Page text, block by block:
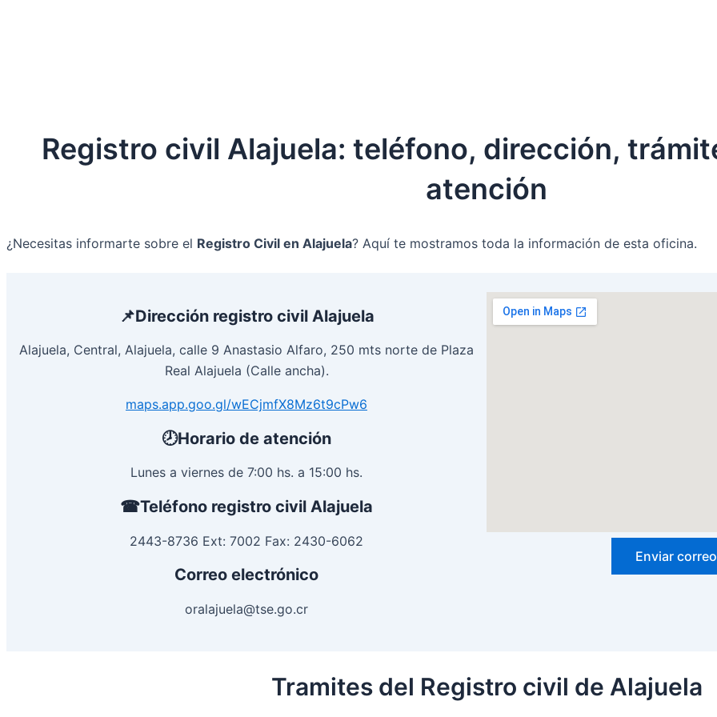
Registro civil Alajuela: teléfono, dirección,
atención
¿Necesitas informarte sobre el Registro Civil en Alajuela? Aquí te mostramos toda la información de esta oficina.
📌Dirección registro civil Alajuela
Alajuela, Central, Alajuela, calle 9 Anastasio Alfaro, 250 mts norte de Plaza
Real Alajuela (Calle ancha).
maps.app.goo.gl/wECjmfX8Mz6t9cPw6
🕗Horario de atención
Lunes a viernes de 7:00 hs. a 15:00 hs.
☎Teléfono registro civil Alajuela
2443-8736 Ext: 7002 Fax: 2430-6062
Correo electrónico
oralajuela@tse.go.cr
Enviar correo
Tramites del Registro civil de Alajuela